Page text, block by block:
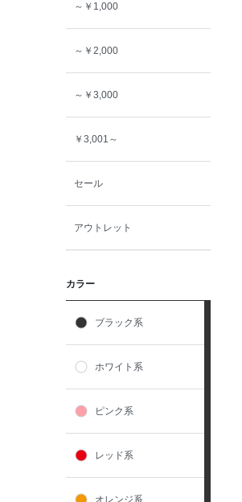
～￥1,000
～￥2,000
～￥3,000
￥3,001～
セール
アウトレット
カラー
ブラック系
ホワイト系
ピンク系
レッド系
オレンジ系